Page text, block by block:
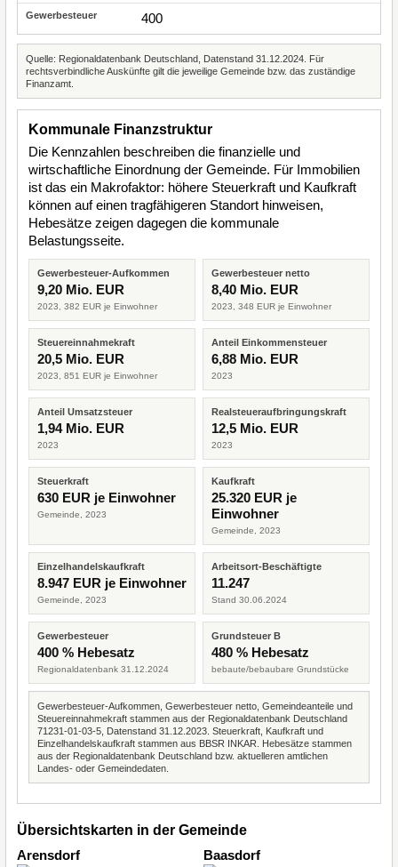
400
Quelle: Regionaldatenbank Deutschland, Datenstand 31.12.2024. Für
rechtsverbindliche Auskünfte gilt die jeweilige Gemeinde bzw. das zuständige
Finanzamt.
Kommunale Finanzstruktur
Die Kennzahlen beschreiben die finanzielle und
wirtschaftliche Einordnung der Gemeinde. Für Immobilien
ist das ein Makrofaktor: höhere Steuerkraft und Kaufkraft
können auf einen tragfähigeren Standort hinweisen,
Hebesätze zeigen dagegen die kommunale
Belastungsseite.
Gewerbesteuer-Aufkommen
9,20 Mio. EUR
2023, 382 EUR je Einwohner
Gewerbesteuer netto
8,40 Mio. EUR
2023, 348 EUR je Einwohner
Steuereinnahmekraft
20,5 Mio. EUR
2023, 851 EUR je Einwohner
Anteil Einkommensteuer
6,88 Mio. EUR
2023
Anteil Umsatzsteuer
1,94 Mio. EUR
2023
Realsteueraufbringungskraft
12,5 Mio. EUR
2023
Steuerkraft
630 EUR je Einwohner
Gemeinde, 2023
Kaufkraft
25.320 EUR je
Einwohner
Gemeinde, 2023
Einzelhandelskaufkraft
8.947 EUR je Einwohner
Gemeinde, 2023
Arbeitsort-Beschäftigte
11.247
Stand 30.06.2024
Gewerbesteuer
400 % Hebesatz
Regionaldatenbank 31.12.2024
Grundsteuer B
480 % Hebesatz
bebaute/bebaubare Grundstücke
Gewerbesteuer-Aufkommen, Gewerbesteuer netto, Gemeindeanteile und
Steuereinnahmekraft stammen aus der Regionaldatenbank Deutschland
71231-01-03-5, Datenstand 31.12.2023. Steuerkraft, Kaufkraft und
Einzelhandelskaufkraft stammen aus BBSR INKAR. Hebesätze stammen
aus der Regionaldatenbank Deutschland bzw. aktuelleren amtlichen
Landes- oder Gemeindedaten.
Übersichtskarten in der Gemeinde
Arensdorf
Baasdorf